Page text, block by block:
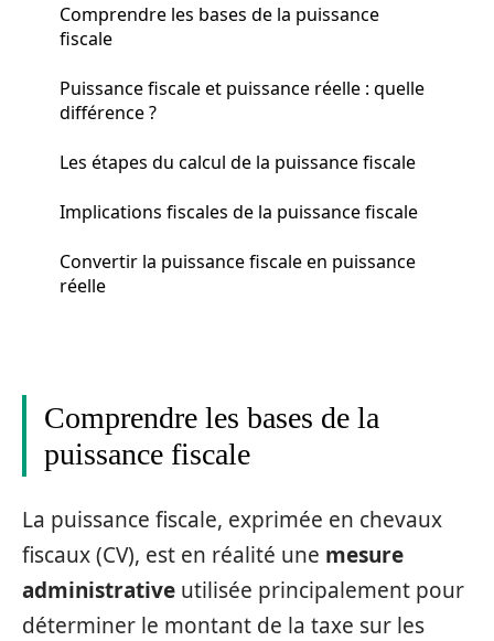
Comprendre les bases de la puissance
fiscale
Puissance fiscale et puissance réelle : quelle
différence ?
Les étapes du calcul de la puissance fiscale
Implications fiscales de la puissance fiscale
Convertir la puissance fiscale en puissance
réelle
Comprendre les bases de la
puissance fiscale
La puissance fiscale, exprimée en chevaux
fiscaux (CV), est en réalité une mesure
administrative utilisée principalement pour
déterminer le montant de la taxe sur les